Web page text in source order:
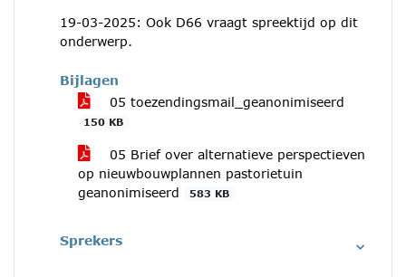
19-03-2025: Ook D66 vraagt spreektijd op dit
onderwerp.
Bijlagen
05 toezendingsmail_geanonimiseerd
150 KB
05 Brief over alternatieve perspectieven
op nieuwbouwplannen pastorietuin
geanonimiseerd
583 KB
Sprekers